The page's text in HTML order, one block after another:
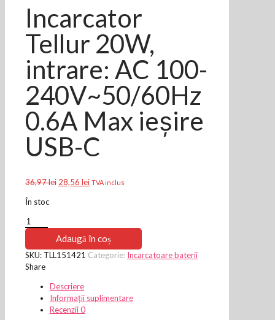
Incarcator
Tellur 20W,
intrare: AC 100-
240V~50/60Hz
0.6A Max ieșire
USB-C
36,97lei Prețul
36,97 lei.
28,56 leiPrețul
TVA inclus
În stoc
Cantitate
Incarcator
20W,
intrare:
100-
240V~50/60Hz
0.6A
Adaugă în coș
SKU: TLL151421 Categorie: Incarcatoare baterii
Share
Descriere
Informații suplimentare
Recenzii0